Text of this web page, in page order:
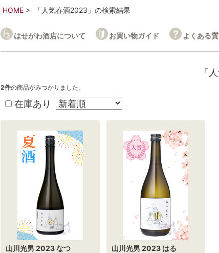
HOME 「人気春酒2023」の検索結果
はせがわ酒店について お買い物ガイド よくある
「
2件の商品がみつかりました。
在庫あり
山川光男 2023 なつ 山川光男 2023 はる